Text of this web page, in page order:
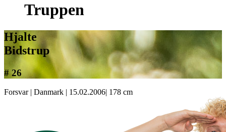
Truppen
Hjalte
Bidstrup
# 26
Forsvar | Danmark | 15.02.2006| 178 cm